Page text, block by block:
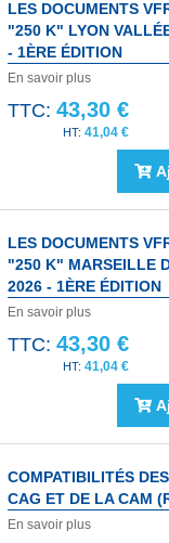
LES DOCUMENTS
"250 K" LYON
- 1ÈRE ÉDITION
En savoir plus
TTC: 43,30 €
41,04 €
LES DOCUMENTS
"250 K" MARSEILLE
2026 - 1ÈRE ÉDITION
En savoir plus
TTC: 43,30 €
41,04 €
COMPATIBILITÉS
CAG ET DE LA CAM
En savoir plus